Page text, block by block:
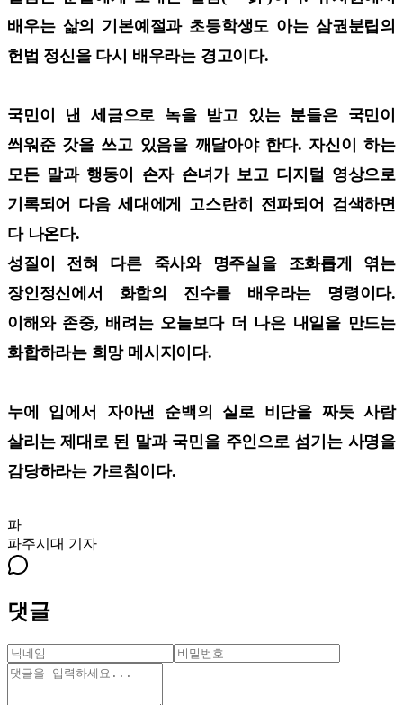
배우는 삶의 기본예절과 초등학생도 아는 삼권분립의
헌법 정신을 다시 배우라는 경고이다.
국민이 낸 세금으로 녹을 받고 있는 분들은 국민이
씌워준 갓을 쓰고 있음을 깨달아야 한다. 자신이 하는
모든 말과 행동이 손자 손녀가 보고 디지털 영상으로
기록되어 다음 세대에게 고스란히 전파되어 검색하면
다 나온다.
성질이 전혀 다른 죽사와 명주실을 조화롭게 엮는
장인정신에서 화합의 진수를 배우라는 명령이다.
이해와 존중, 배려는 오늘보다 더 나은 내일을 만드는
화합하라는 희망 메시지이다.
누에 입에서 자아낸 순백의 실로 비단을 짜듯 사람
살리는 제대로 된 말과 국민을 주인으로 섬기는 사명을
감당하라는 가르침이다.
파
파주시대 기자
댓글